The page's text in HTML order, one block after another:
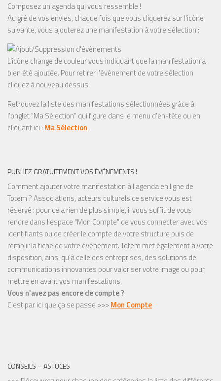
Composez un agenda qui vous ressemble !
Au gré de vos envies, chaque fois que vous cliquerez sur l'icône
suivante, vous ajouterez une manifestation à votre sélection :
L'icône change de couleur vous indiquant que la manifestation a
bien été ajoutée. Pour retirer l'évènement de votre sélection
cliquez à nouveau dessus.
Retrouvez la liste des manifestations sélectionnées grâce à
l'onglet "Ma Sélection" qui figure dans le menu d'en-tête ou en
cliquant ici : Ma Sélection
PUBLIEZ GRATUITEMENT VOS ÉVÈNEMENTS !
Comment ajouter votre manifestation à l'agenda en ligne de
Totem ? Associations, acteurs culturels ce service vous est
réservé : pour cela rien de plus simple, il vous suffit de vous
rendre dans l'espace "Mon Compte" de vous connecter avec vos
identifiants ou de créer le compte de votre structure puis de
remplir la fiche de votre événement. Totem met également à votre
disposition, ainsi qu'à celle des entreprises, des solutions de
communications innovantes pour valoriser votre image ou pour
mettre en avant vos manifestations.
Vous n'avez pas encore de compte ?
C'est par ici que ça se passe >>>Mon Compte
CONSEILS – ASTUCES